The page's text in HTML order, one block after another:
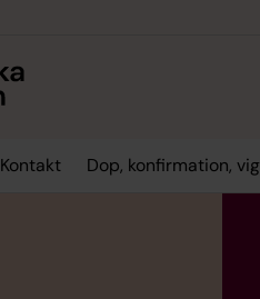
Kontakt Dop, konfirmation,